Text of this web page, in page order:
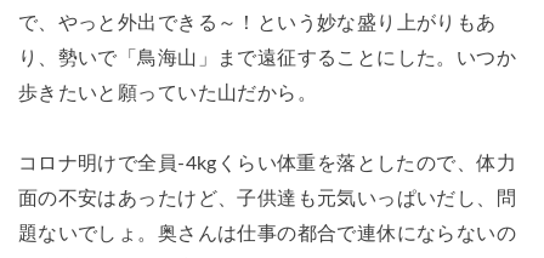
で、やっと外出できる～！という妙な盛り上がりもあ
り、勢いで「鳥海山」まで遠征することにした。いつか
歩きたいと願っていた山だから。
コロナ明けで全員-4kgくらい体重を落としたので、体力
面の不安はあったけど、子供達も元気いっぱいだし、問
題ないでしょ。奥さんは仕事の都合で連休にならないの